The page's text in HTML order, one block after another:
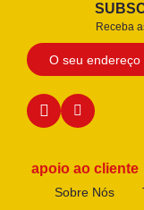
Receba
apoio ao cliente
Sobre Nós